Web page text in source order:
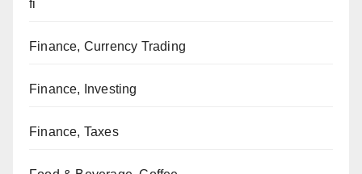
fi
Finance, Currency Trading
Finance, Investing
Finance, Taxes